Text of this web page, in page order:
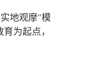
地观摩"模
育为起点，